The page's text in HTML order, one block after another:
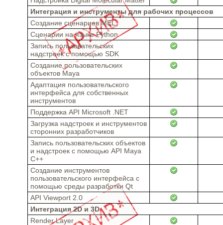
Интеграция и инструменты для рабочих процессов
Создание сценариев MEL
Сценарии на языке Python
Запись пользовательских
надстроек с помощью SDK
Создание пользовательских
объектов Maya
Адаптация пользовательского
интерфейса для собственных
инструментов
Поддержка API Microsoft .NET
Загрузка надстроек и инструментов
сторонних разработчиков
Запись пользовательских объектов
и надстроек с помощью API Maya
C++
Создание инструментов
пользовательского интерфейса с
помощью среды разработки Qt
API Viewport 2.0
Интеграция 2D и 3D
Render Layer